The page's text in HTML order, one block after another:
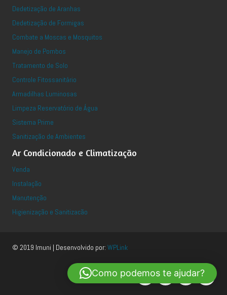
Dedetização de Aranhas
Dedetização de Formigas
Combate a Moscas e Mosquitos
Manejo de Pombos
Tratamento de Solo
Controle Fitossanitário
Armadilhas Luminosas
Limpeza Reservatório de Água
Sistema Prime
Sanitização de Ambientes
Ar Condicionado e Climatização
Venda
Instalação
Manutenção
Higienização e Sanitizacão
© 2019 Imuni | Desenvolvido por: WPLink
Como podemos te ajudar?